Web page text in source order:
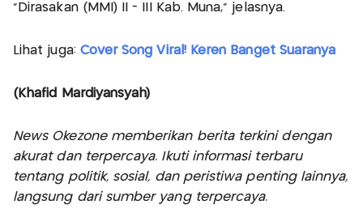
"Dirasakan (MMI) II - III Kab. Muna," jelasnya.
Lihat juga: Cover Song Viral! Keren Banget Suaranya
(Khafid Mardiyansyah)
News Okezone memberikan berita terkini dengan
akurat dan terpercaya. Ikuti informasi terbaru
tentang politik, sosial, dan peristiwa penting lainnya,
langsung dari sumber yang terpercaya.